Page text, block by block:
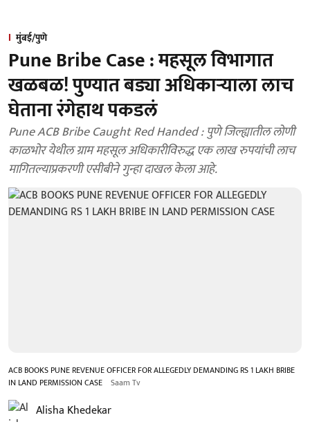
मुंबई/पुणे
Pune Bribe Case : महसूल विभागात
खळबळ! पुण्यात बड्या अधिकाऱ्याला लाच
घेताना रंगेहाथ पकडलं
Pune ACB Bribe Caught Red Handed : पुणे जिल्ह्यातील लोणी
काळभोर येथील ग्राम महसूल अधिकारीविरुद्ध एक लाख रुपयांची लाच
मागितल्याप्रकरणी एसीबीने गुन्हा दाखल केला आहे.
ACB BOOKS PUNE REVENUE OFFICER FOR ALLEGEDLY DEMANDING RS 1 LAKH BRIBE
IN LAND PERMISSION CASE Saam Tv
Alisha Khedekar